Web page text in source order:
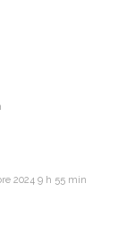
2024 9 h 55 min